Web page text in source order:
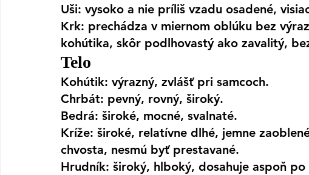
Uši: vysoko a nie príliš vzadu osadené,
Krk: prechádza v miernom oblúku bez
kohútika, skôr podlhovastý ako zavalitý,
Telo
Kohútik: výrazný, zvlášť pri samcoch.
Chrbát: pevný, rovný, široký.
Bedrá: široké, mocné, svalnaté.
Kríže: široké, relatívne dlhé, jemne
chvosta, nesmú byť prestavané.
Hrudník: široký, hlboký, dosahuje aspoň